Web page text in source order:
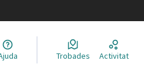
el idioma
Ajuda Trobades Activitat